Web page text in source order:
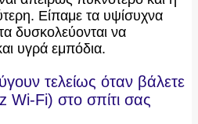
Είπαμε τα υψίσυχνα
δυσκολεύονται να
υγρά εμπόδια.
τελείως όταν βάλετε
Wi-Fi) στο σπίτι σας